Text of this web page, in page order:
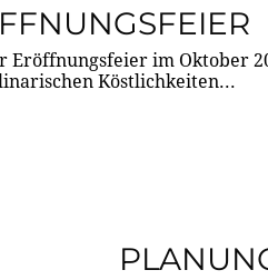
Eröffnungsfeier im Oktober
Köstlichkeiten...